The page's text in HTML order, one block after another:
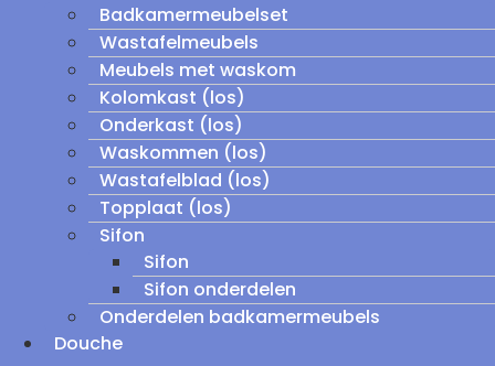
Badkamermeubelset
Wastafelmeubels
Meubels met waskom
Kolomkast (los)
Onderkast (los)
Waskommen (los)
Wastafelblad (los)
Topplaat (los)
Sifon
Sifon
Sifon onderdelen
Onderdelen badkamermeubels
Douche